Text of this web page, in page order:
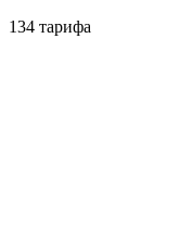
134 тарифа